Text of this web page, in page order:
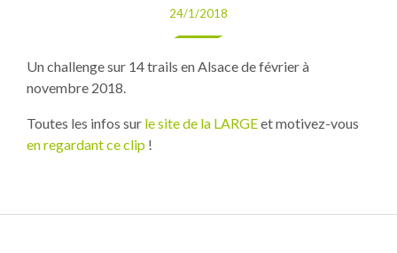
24/1/2018
Un challenge sur 14 trails en Alsace de février à
novembre 2018.
Toutes les infos sur le site de la LARGEet motivez-vous
en regardant ce clip !